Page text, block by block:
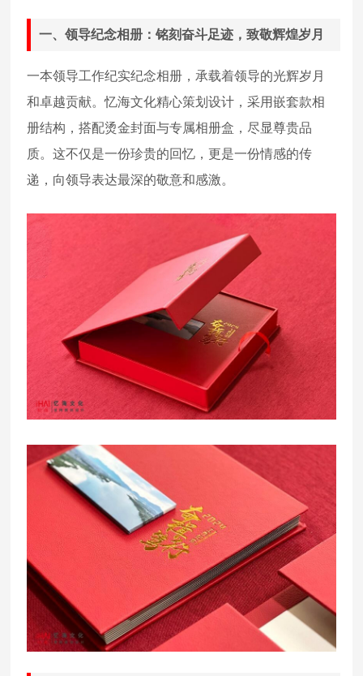
一、领导纪念相册：铭刻奋斗足迹，致敬辉煌岁月
一本领导工作纪实纪念相册，承载着领导的光辉岁月
和卓越贡献。忆海文化精心策划设计，采用嵌套款相
册结构，搭配烫金封面与专属相册盒，尽显尊贵品
质。这不仅是一份珍贵的回忆，更是一份情感的传
递，向领导表达最深的敬意和感激。